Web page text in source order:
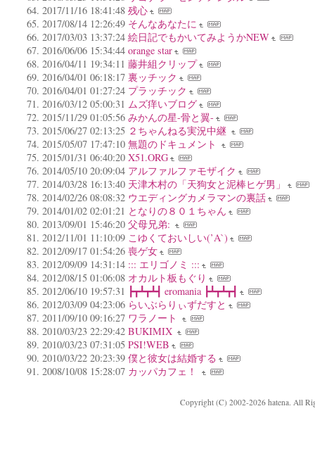
2017/11/16 18:41:48 残心
2017/08/14 12:26:49 そんなあなたに
2017/03/03 13:37:24 絵日記でもかいてみようかNEW
2016/06/06 15:34:44 orange star
2016/04/11 19:34:11 藤井組クリップ
2016/04/01 06:18:17 裏ッチック
2016/04/01 01:27:24 プラッチック
2016/03/12 05:00:31 ムズ痒いブログ
2015/11/29 01:05:56 みかんの星-骨と翼-
2015/06/27 02:13:25 ２ちゃんねる実況中継
2015/05/07 17:47:10 無題のドキュメント
2015/01/31 06:40:20 X51.ORG
2014/05/10 20:09:04 アルファルファモザイク
2014/03/28 16:13:40 天津木村の「天狗女と泥棒ヒゲ男」
2014/02/26 08:08:32 ウエディングカメラマンの裏話
2014/01/02 02:01:21 となりの８０１ちゃん
2013/09/01 15:46:20 父母兄弟:
2012/11/01 11:10:09 こゆくておいしい(’A`)
2012/09/17 01:54:26 喪ゲ女
2012/09/09 14:31:14 ::: エリゴノミ :::
2012/08/15 01:06:08 オカルト板もぐり
2012/06/10 19:57:31 ┣┳┻┳┻┫ eromania ┣┻┳┻┳┫
2012/03/09 04:23:06 らいぶらりぃずだすと
2011/09/10 09:16:27 ワラノート
2010/03/23 22:29:42 BUKIMIX
2010/03/23 07:31:05 PSI!WEB
2010/03/22 20:23:39 僕と彼女は結婚する
2008/10/08 15:28:07 カッパカフェ！
Copyright (C) 2002-2026 hatena. All